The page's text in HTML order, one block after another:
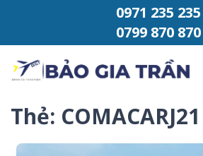
Chuyển đến phần nội dung0971 235 235
0799 870 870
Thẻ: COMACARJ21